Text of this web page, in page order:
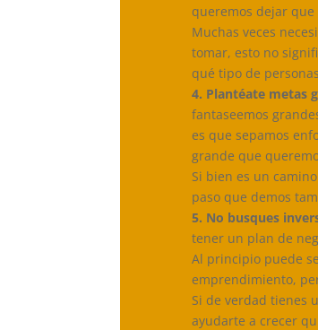
queremos dejar que
Muchas veces
tomar, esto no
qué tipo de
4. Plantéate metas
fantaseemos
es que sepamos
grande que
Si bien es un
paso que demos
5. No busques
tener un plan de
Al principio puede
emprendimiento,
Si de verdad tienes
ayudarte a crecer